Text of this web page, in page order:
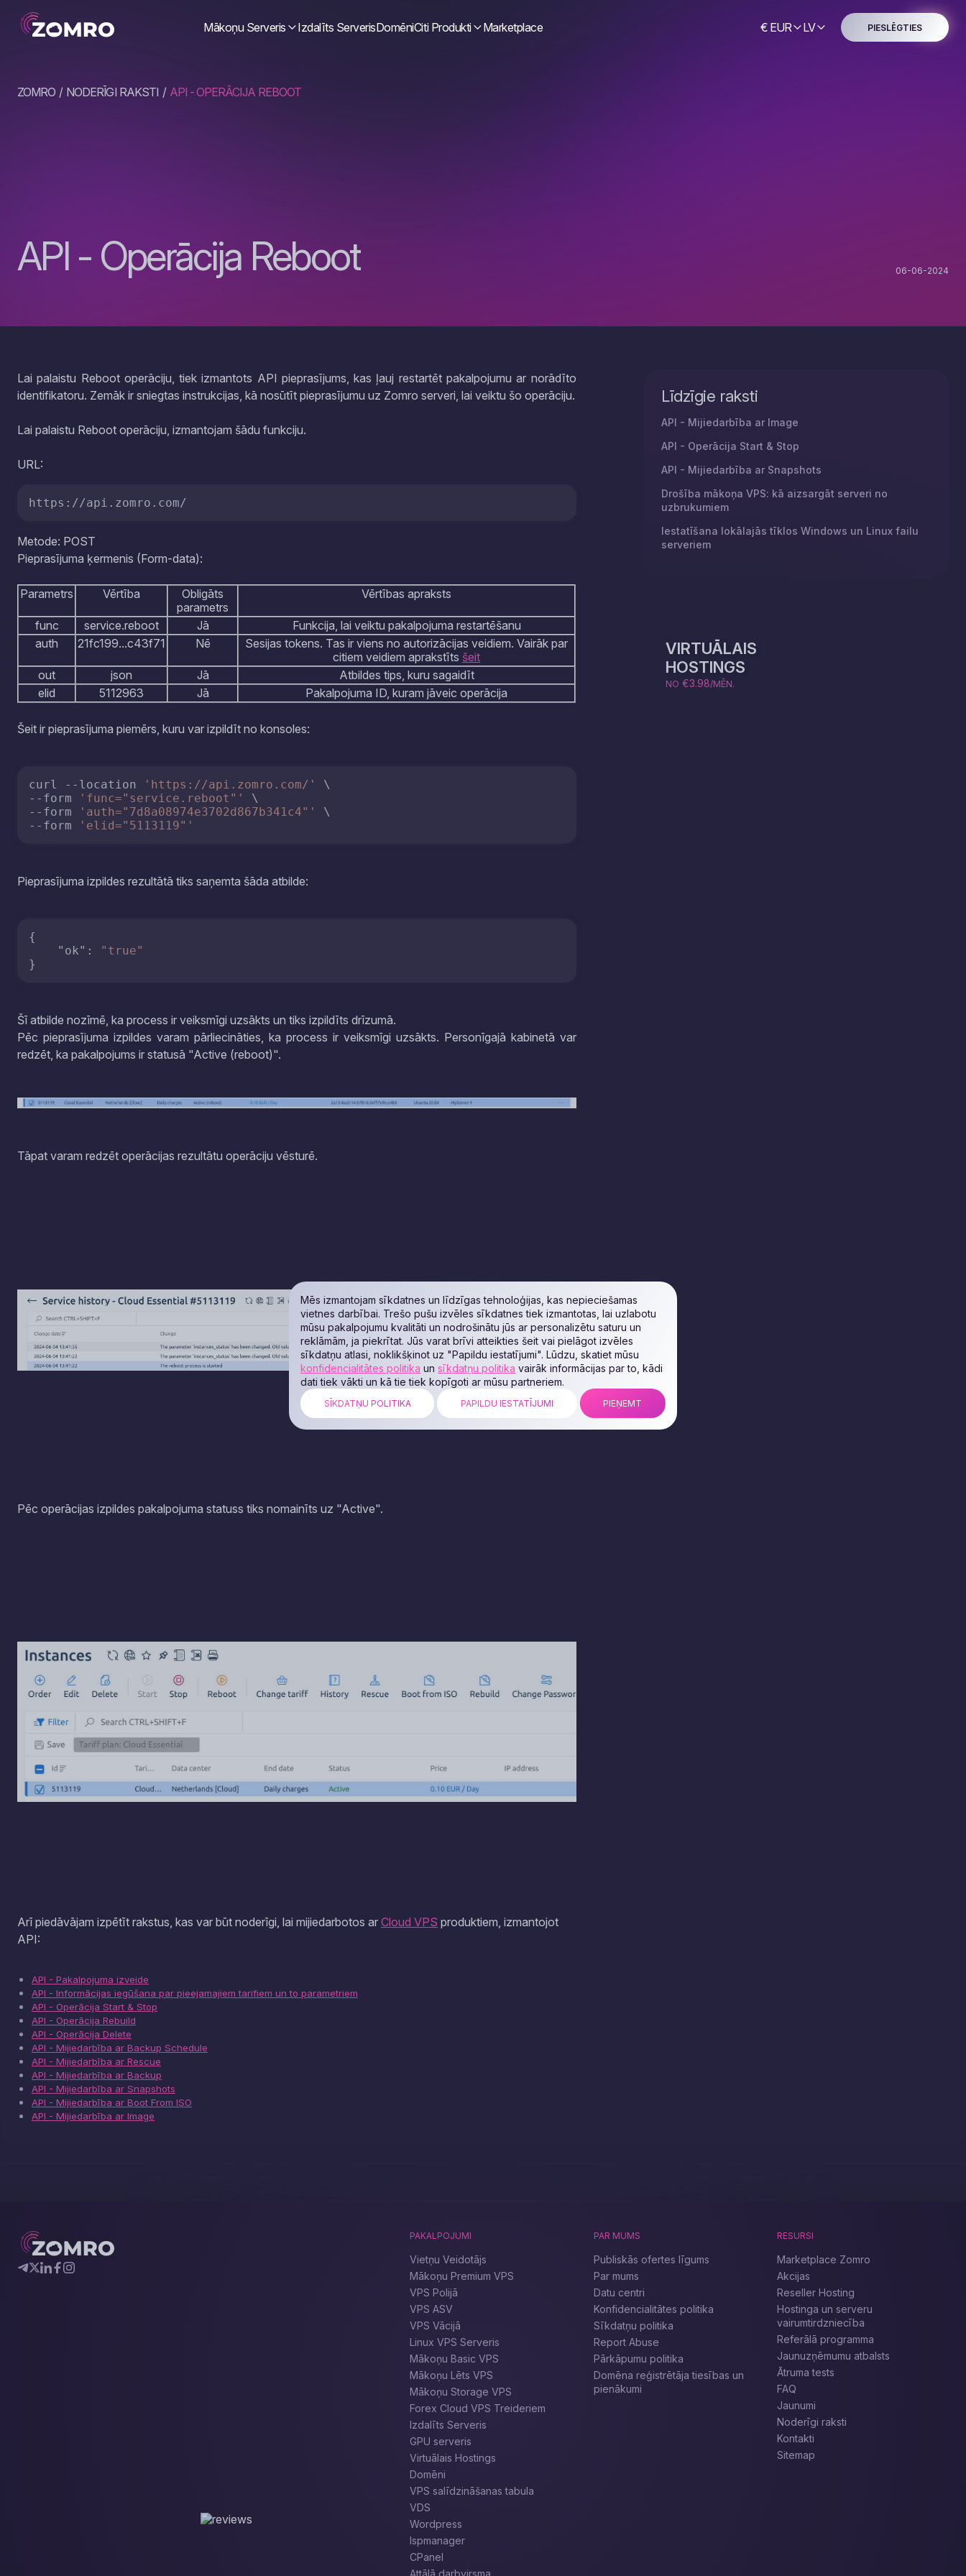
€ EUR LV PIESLĒGTIES
Mākoņu Serveris Izdalīts ServerisDomēniCiti Produkti Marketplace
ZOMRO NODERĪGI RAKSTI API - OPERĀCIJA REBOOT
API - Operācija Reboot 06-06-2024
Lai palaistu Reboot operāciju, tiek izmantots API pieprasījums, kas ļauj restartēt pakalpojumu ar norādīto
identifikatoru. Zemāk ir sniegtas instrukcijas, kā nosūtīt pieprasījumu uz Zomro serveri, lai veiktu šo operāciju.
Lai palaistu Reboot operāciju, izmantojam šādu funkciju.
URL:
https://api.zomro.com/
Metode: POST
Pieprasījuma ķermenis (Form-data):
Parametrs Vērtība
Obligāts
parametrs
Vērtības apraksts
func service.reboot Jā
Funkcija, lai veiktu pakalpojuma restartēšanu
auth
21fc199...c43f71 Nē
Sesijas tokens. Tas ir viens no autorizācijas veidiem. Vairāk par
citiem veidiem aprakstīts šeit
out
json Jā
Atbildes tips, kuru sagaidīt
elid
5112963 Jā Pakalpojuma ID, kuram jāveic operācija
Šeit ir pieprasījuma piemērs, kuru var izpildīt no konsoles:
curl --location 'https://api.zomro.com/'
\
--form
'func="service.reboot"'
\
--form
'auth="7d8a08974e3702d867b341c4"'
\
--form
'elid="5113119"'
Pieprasījuma izpildes rezultātā tiks saņemta šāda atbilde:
{
"ok" :
"true"
}
Šī atbilde nozīmē, ka process ir veiksmīgi uzsākts un tiks izpildīts drīzumā.
Pēc pieprasījuma izpildes varam pārliecināties, ka process ir veiksmīgi uzsākts. Personīgajā kabinetā var
redzēt, ka pakalpojums ir statusā "Active (reboot)".
Tāpat varam redzēt operācijas rezultātu operāciju vēsturē.
Pēc operācijas izpildes pakalpojuma statuss tiks nomainīts uz "Active".
Arī piedāvājam izpētīt rakstus, kas var būt noderīgi, lai mijiedarbotos ar Cloud VPS produktiem, izmantojot
API:
API - Pakalpojuma izveide
API - Informācijas iegūšana par pieejamajiem tarifiem un to parametriem
API - Operācija Start & Stop
API - Operācija Rebuild
API - Operācija Delete
API - Mijiedarbība ar Backup Schedule
API - Mijiedarbība ar Rescue
API - Mijiedarbība ar Backup
API - Mijiedarbība ar Snapshots
API - Mijiedarbība ar Boot From ISO
API - Mijiedarbība ar Image
Līdzīgie raksti
API - Mijiedarbība ar Image
API - Operācija Start & Stop
API - Mijiedarbība ar Snapshots
Drošība mākoņa VPS: kā aizsargāt serveri no
uzbrukumiem
Iestatīšana lokālajās tīklos Windows un Linux failu
serveriem
VIRTUĀLAIS
HOSTINGS
NO €3.98/MĒN.
PAKALPOJUMI
Vietņu Veidotājs
Mākoņu Premium VPS
VPS Polijā
VPS ASV
VPS Vācijā
Linux VPS Serveris
Mākoņu Basic VPS
Mākoņu Lēts VPS
Mākoņu Storage VPS
Forex Cloud VPS Treideriem
Izdalīts Serveris
GPU serveris
Virtuālais Hostings
Domēni
VPS salīdzināšanas tabula
VDS
Wordpress
Ispmanager
CPanel
Attālā darbvirsma
PAR MUMS
Publiskās ofertes līgums
Par mums
Datu centri
Konfidencialitātes politika
Sīkdatņu politika
Report Abuse
Pārkāpumu politika
Domēna reģistrētāja tiesības un
pienākumi
RESURSI
Marketplace Zomro
Akcijas
Reseller Hosting
Hostinga un serveru
vairumtirdzniecība
Referālā programma
Jaunuzņēmumu atbalsts
Ātruma tests
FAQ
Jaunumi
Noderīgi raksti
Kontakti
Sitemap
Mēs izmantojam sīkdatnes un līdzīgas tehnoloģijas, kas nepieciešamas
vietnes darbībai. Trešo pušu izvēles sīkdatnes tiek izmantotas, lai uzlabotu
mūsu pakalpojumu kvalitāti un nodrošinātu jūs ar personalizētu saturu un
reklāmām, ja piekrītat. Jūs varat brīvi atteikties šeit vai pielāgot izvēles
sīkdatņu atlasi, noklikšķinot uz "Papildu iestatījumi". Lūdzu, skatiet mūsu
konfidencialitātes politika un sīkdatņu politika vairāk informācijas par to, kādi
dati tiek vākti un kā tie tiek kopīgoti ar mūsu partneriem.
SĪKDATŅU POLITIKA PAPILDU IESTATĪJUMI PIEŅEMT